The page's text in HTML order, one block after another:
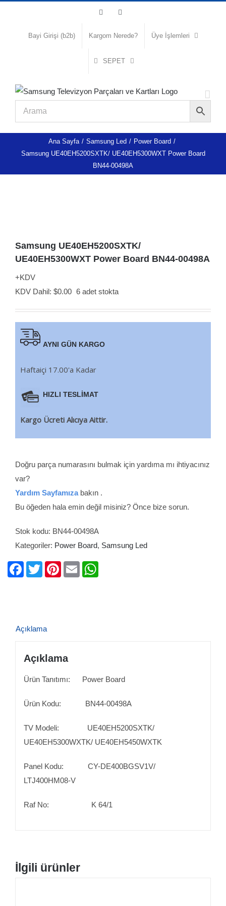
Facebook
Bayi Girişi (b2b) Kargom Nerede? Üye İşlemleri
SEPET
Ana Sayfa / Samsung Led / Power Board /
Samsung UE40EH5200SXTK/ UE40EH5300WXT Power Board
BN44-00498A
Samsung UE40EH5200SXTK/
UE40EH5300WXT Power Board BN44-00498A
+KDV
KDV Dahil: $0.00 6 adet stokta
AYNI GÜN KARGO
Haftaiçi 17.00'a Kadar
HIZLI TESLİMAT
Kargo Ücreti Alıcıya Aittir.
Doğru parça numarasını bulmak için yardıma mı ihtiyacınız
var?
Yardım Sayfamızabakın .
Bu öğeden hala emin değil misiniz? Önce bize sorun.
Stok kodu: BN44-00498A
Kategoriler: Power Board, Samsung Led
Facebook
TwitterPinterestEmail
Açıklama
Açıklama
Ürün Tanıtımı: Power Board
Ürün Kodu: BN44-00498A
TV Modeli: UE40EH5200SXTK/
UE40EH5300WXTK/ UE40EH5450WXTK
Panel Kodu: CY-DE400BGSV1V/
LTJ400HM08-V
Raf No: K 64/1
İlgili ürünler